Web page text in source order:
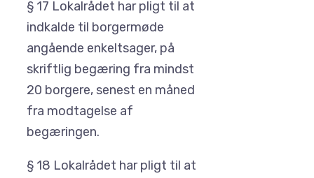
§ 17 Lokalrådet har pligt til at
indkalde til borgermøde
angående enkeltsager, på
skriftlig begæring fra mindst
20 borgere, senest en måned
fra modtagelse af
begæringen.
§ 18 Lokalrådet har pligt til at